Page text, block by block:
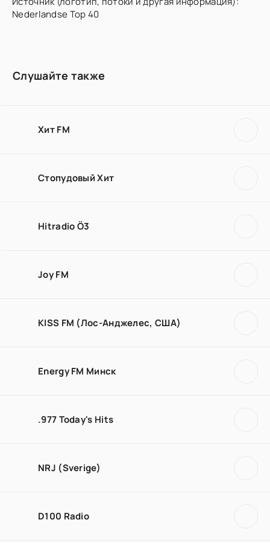
Nederlandse Top 40
Слушайте также
Хит FM
Стопудовый Хит
Hitradio Ö3
Joy FM
KISS FM (Лос-Анджелес, США)
Energy FM Минск
.977 Today's Hits
NRJ (Sverige)
D100 Radio